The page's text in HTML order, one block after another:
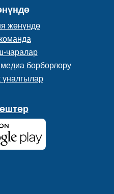
жөнүндө
чаралар
борборлору